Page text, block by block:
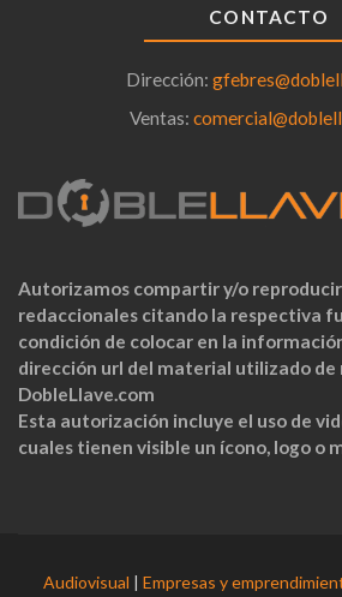
CONTACTO
Dirección:
Ventas:
Autorizamos compartir y/o
redaccionales citando la respectiva
condición de colocar en la
dirección url del material utilizado de
DobleLlave.com
Esta autorización incluye el uso de
cuales tienen visible un ícono, logo o
Audiovisual | Empresas y